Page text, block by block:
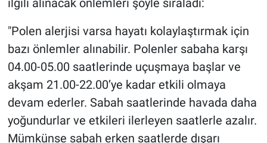
ilgili alınacak önlemleri şöyle sıraladı:
"Polen alerjisi varsa hayatı kolaylaştırmak için
bazı önlemler alınabilir. Polenler sabaha karşı
04.00-05.00 saatlerinde uçuşmaya başlar ve
akşam 21.00-22.00’ye kadar etkili olmaya
devam ederler. Sabah saatlerinde havada daha
yoğundurlar ve etkileri ilerleyen saatlerle azalır.
Mümkünse sabah erken saatlerde dışarı